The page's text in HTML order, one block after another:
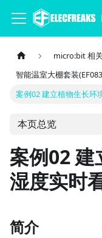
micro:bit 相
智能温室大棚套装
案例02 建立植物生长环
本页总览
案例02
湿度实时
简介